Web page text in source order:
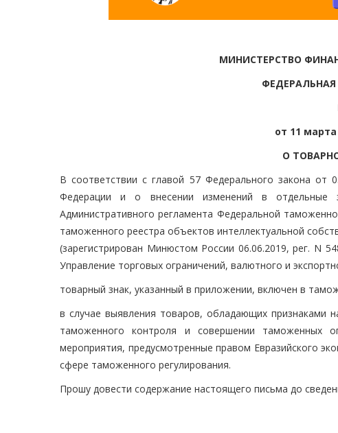
МИНИСТЕРСТВО
от 11 марта
О
В соответствии с главой 57 Федерального закона от
Федерации и о внесении изменений в отдельные
Административного регламента Федеральной
таможенного реестра объектов интеллектуальной
(зарегистрирован Минюстом России 06.06.2019, рег. N
Управление торговых ограничений, валютного и
товарный знак, указанный в приложении, включен в
в случае выявления товаров, обладающих признаками
таможенного контроля и совершении таможенных
мероприятия, предусмотренные правом Евразийского
сфере таможенного регулирования.
Прошу довести содержание настоящего письма до